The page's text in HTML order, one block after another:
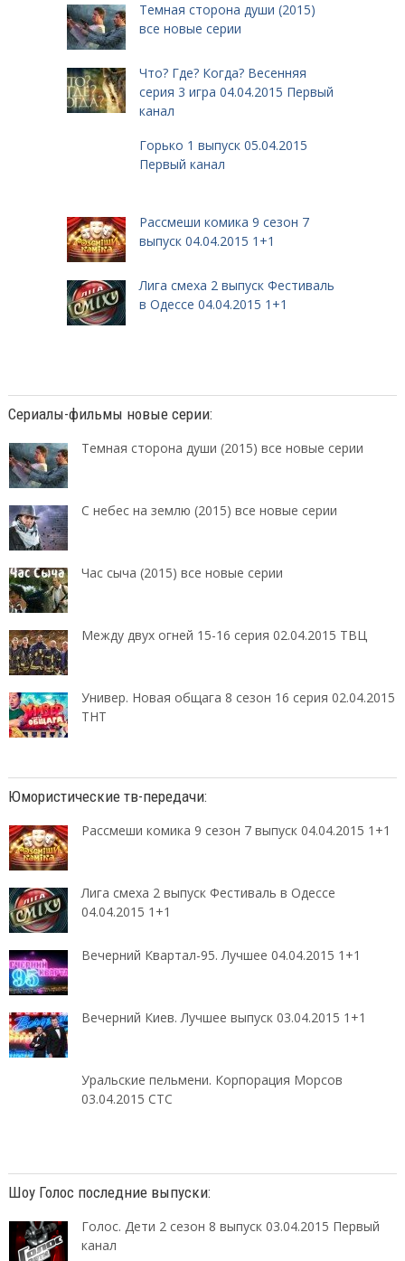
Темная сторона души (2015)
все новые серии
Что? Где? Когда? Весенняя
серия 3 игра 04.04.2015 Первый
канал
Горько 1 выпуск 05.04.2015
Первый канал
Рассмеши комика 9 сезон 7
выпуск 04.04.2015 1+1
Лига смеха 2 выпуск Фестиваль
в Одессе 04.04.2015 1+1
Сериалы-фильмы новые серии:
Темная сторона души (2015) все новые серии
С небес на землю (2015) все новые серии
Час сыча (2015) все новые серии
Между двух огней 15-16 серия 02.04.2015 ТВЦ
Универ. Новая общага 8 сезон 16 серия 02.04.2015
ТНТ
Юмористические тв-передачи:
Рассмеши комика 9 сезон 7 выпуск 04.04.2015 1+1
Лига смеха 2 выпуск Фестиваль в Одессе
04.04.2015 1+1
Вечерний Квартал-95. Лучшее 04.04.2015 1+1
Вечерний Киев. Лучшее выпуск 03.04.2015 1+1
Уральские пельмени. Корпорация Морсов
03.04.2015 СТС
Шоу Голос последние выпуски:
Голос. Дети 2 сезон 8 выпуск 03.04.2015 Первый
канал